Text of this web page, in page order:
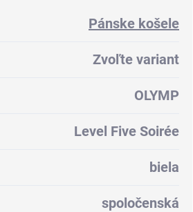
Pánske košele
Zvoľte variant
OLYMP
Level Five Soirée
biela
spoločenská